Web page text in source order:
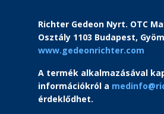
Richter Gedeon Nyrt. OTC
Osztály 1103 Budapest,
www.gedeonrichter.com
A termék alkalmazásával
információkról a
érdeklődhet.